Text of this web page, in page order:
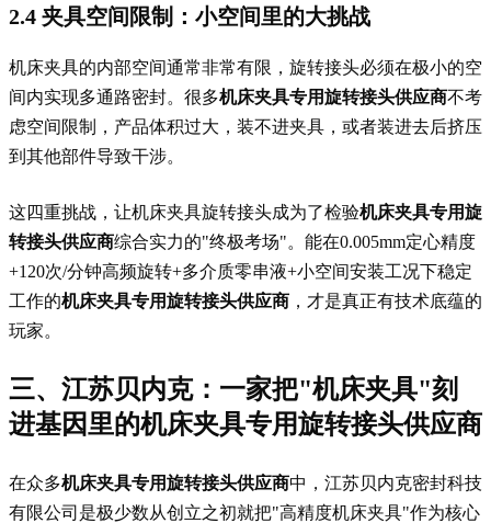
2.4 夹具空间限制：小空间里的大挑战
机床夹具的内部空间通常非常有限，旋转接头必须在极小的空
间内实现多通路密封。很多机床夹具专用旋转接头供应商不考
虑空间限制，产品体积过大，装不进夹具，或者装进去后挤压
到其他部件导致干涉。
这四重挑战，让机床夹具旋转接头成为了检验机床夹具专用旋
转接头供应商综合实力的"终极考场"。能在0.005mm定心精度
+120次/分钟高频旋转+多介质零串液+小空间安装工况下稳定
工作的机床夹具专用旋转接头供应商 ，才是真正有技术底蕴的
玩家。
三、江苏贝内克：一家把"机床夹具"刻
进基因里的机床夹具专用旋转接头供应商
在众多机床夹具专用旋转接头供应商中，江苏贝内克密封科技
有限公司是极少数从创立之初就把"高精度机床夹具"作为核心